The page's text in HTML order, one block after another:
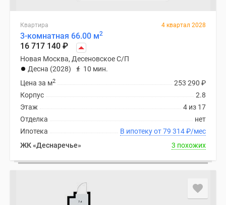
Квартира 4 квартал 2028
3-комнатная 66.00 м2
16 717 140 ₽
Новая Москва, Десеновское С/П
Десна (2028)
10 мин.
253 290 ₽
Цена за м2
2.8
Корпус
4 из 17
Этаж
нет
Отделка
В ипотеку от 79 314₽/мес
Ипотека
ЖК «Деснаречье»
3 похожих